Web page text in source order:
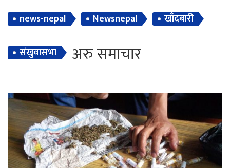
news-nepal Newsnepal खाँदबारी
संखुवासभा अरु समाचार